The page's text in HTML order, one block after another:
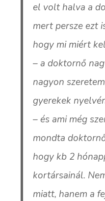
el volt halva a
mert persze ezt
hogy mi miért
– a doktornő
nagyon
gyerekek
– és ami még
mondta
hogy kb 2
kortársainál.
miatt, hanem a